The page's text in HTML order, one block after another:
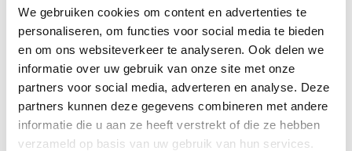
We gebruiken cookies om content en advertenties te
personaliseren, om functies voor social media te bieden
en om ons websiteverkeer te analyseren. Ook delen we
informatie over uw gebruik van onze site met onze
partners voor social media, adverteren en analyse. Deze
partners kunnen deze gegevens combineren met andere
informatie die u aan ze heeft verstrekt of die ze hebben
verzameld op basis van uw gebruik van hun services.
Profiel steungezin
Wij zoeken een gezin in Helmond:
Waar dit gezellige meisje met open armen
wordt ontvangen;
Waar de moeder af en toe een beroep op
mag doen;
Waar deze leuke peuter met enige